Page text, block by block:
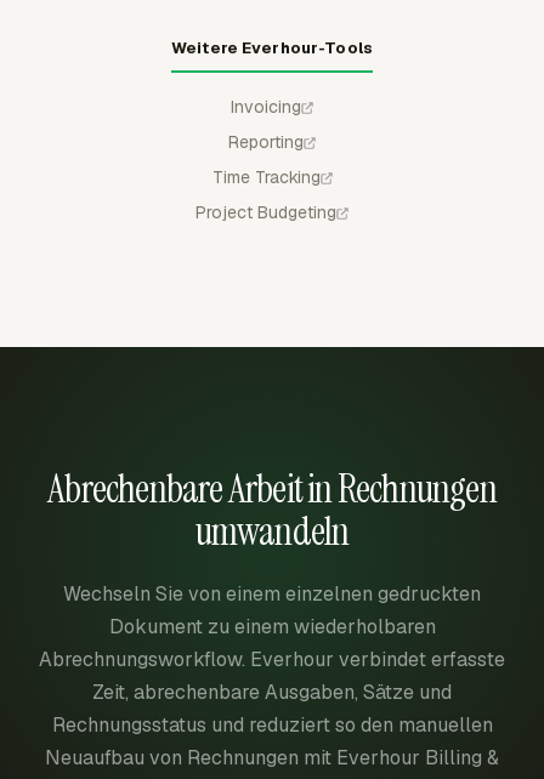
Weitere Everhour-Tools
Invoicing
Reporting
Time Tracking
Project Budgeting
Abrechenbare Arbeit in Rechnungen
umwandeln
Wechseln Sie von einem einzelnen gedruckten
Dokument zu einem wiederholbaren
Abrechnungsworkflow. Everhour verbindet erfasste
Zeit, abrechenbare Ausgaben, Sätze und
Rechnungsstatus und reduziert so den manuellen
Neuaufbau von Rechnungen mit Everhour Billing &